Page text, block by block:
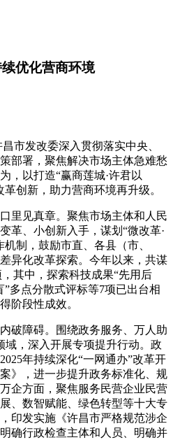
优化营商环境
市发改委深入贯彻落实中央、
部署，聚焦解决市场主体急难愁
，以打造“赢商莲城·许君以
创新，助力营商环境再升级。
里见真章。聚焦市场主体和人民
革、小创新入手，谋划“微改革·
制，鼓励市直、各县（市、
异化改革探索。今年以来，共谋
其中，探索科技成果“先用后
多点分散式评标等7项已出台相
阶段性成效。
破障碍。围绕政务服务、万人助
域，深入开展专项提升行动。政
年持续深化“一网通办”改革开
》，进一步提升政务标准化、规
企方面，聚焦服务民营企业民营
、数智赋能、绿色转型等十大专
印发实施《许昌市严格规范涉企
确行政检查主体和人员、明确并